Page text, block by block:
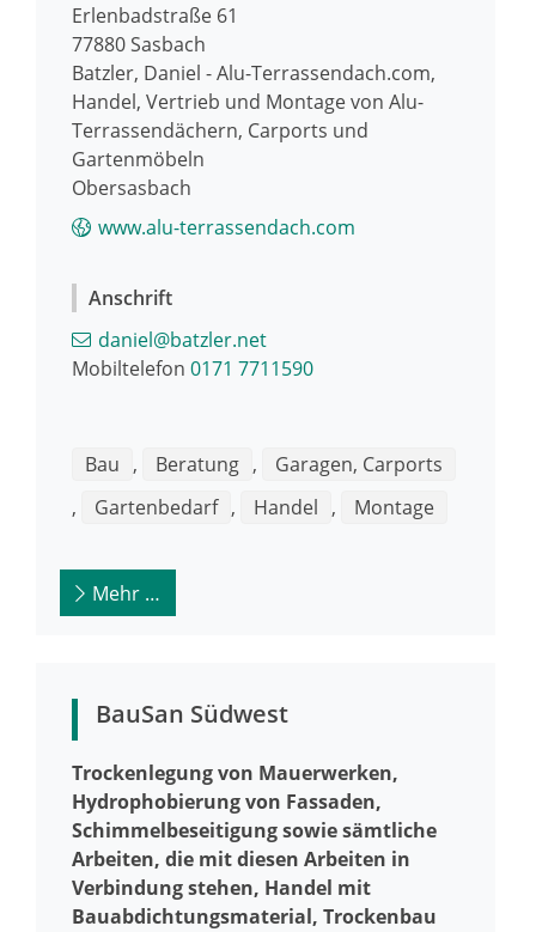
Batzler, Daniel - Alu-Terrassendach.com,
Handel, Vertrieb und Montage von Alu-
Terrassendächern, Carports und
Gartenmöbeln
Obersasbach
Erlenbadstraße 61
77880Sasbach
www.alu-terrassendach.com
Anschrift
daniel@batzler.net
Mobiltelefon 0171 7711590
Bau , Beratung ,
Garagen, Carports
,
Gartenbedarf , Handel , Montage
Mehr …
BauSan Südwest
Trockenlegung von Mauerwerken,
Hydrophobierung von Fassaden,
Schimmelbeseitigung sowie sämtliche
Arbeiten, die mit diesen Arbeiten in
Verbindung stehen, Handel mit
Bauabdichtungsmaterial, Trockenbau